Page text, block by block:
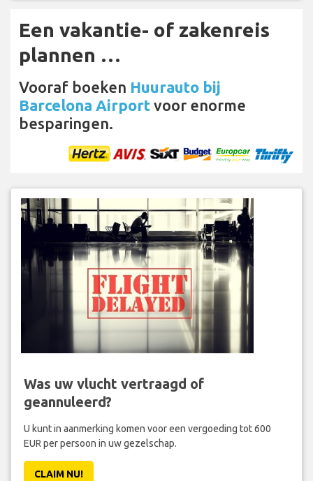
Een vakantie- of zakenreis
plannen …
Vooraf boeken Huurauto bij
Barcelona Airport voor enorme
besparingen.
Was uw vlucht vertraagd of
geannuleerd?
U kunt in aanmerking komen voor een vergoeding tot 600
EUR per persoon in uw gezelschap.
CLAIM NU!